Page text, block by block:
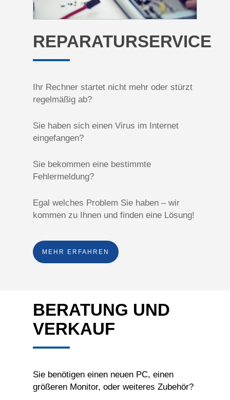
REPARATURSERVICE
Ihr Rechner startet nicht mehr oder stürzt
regelmäßig ab?
Sie haben sich einen Virus im Internet
eingefangen?
Sie bekommen eine bestimmte
Fehlermeldung?
Egal welches Problem Sie haben – wir
kommen zu Ihnen und finden eine Lösung!
MEHR ERFAHREN
BERATUNG UND
VERKAUF
Sie benötigen einen neuen PC, einen
größeren Monitor, oder weiteres Zubehör?